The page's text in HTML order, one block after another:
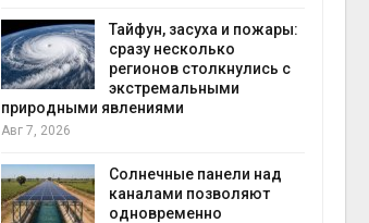
Тайфун, засуха и пожары:
сразу несколько
регионов столкнулись с
экстремальными
природными явлениями
Авг 7, 2026
Солнечные панели над
каналами позволяют
одновременно